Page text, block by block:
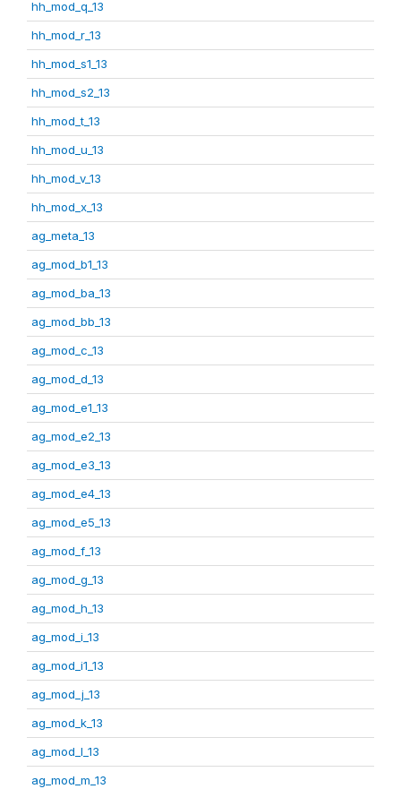
hh_mod_q_13
hh_mod_r_13
hh_mod_s1_13
hh_mod_s2_13
hh_mod_t_13
hh_mod_u_13
hh_mod_v_13
hh_mod_x_13
ag_meta_13
ag_mod_b1_13
ag_mod_ba_13
ag_mod_bb_13
ag_mod_c_13
ag_mod_d_13
ag_mod_e1_13
ag_mod_e2_13
ag_mod_e3_13
ag_mod_e4_13
ag_mod_e5_13
ag_mod_f_13
ag_mod_g_13
ag_mod_h_13
ag_mod_i_13
ag_mod_i1_13
ag_mod_j_13
ag_mod_k_13
ag_mod_l_13
ag_mod_m_13